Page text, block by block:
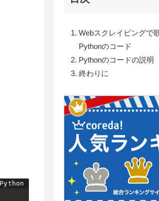
Webスクレイピングで
Pythonのコード
Pythonのコードの説明
終わりに